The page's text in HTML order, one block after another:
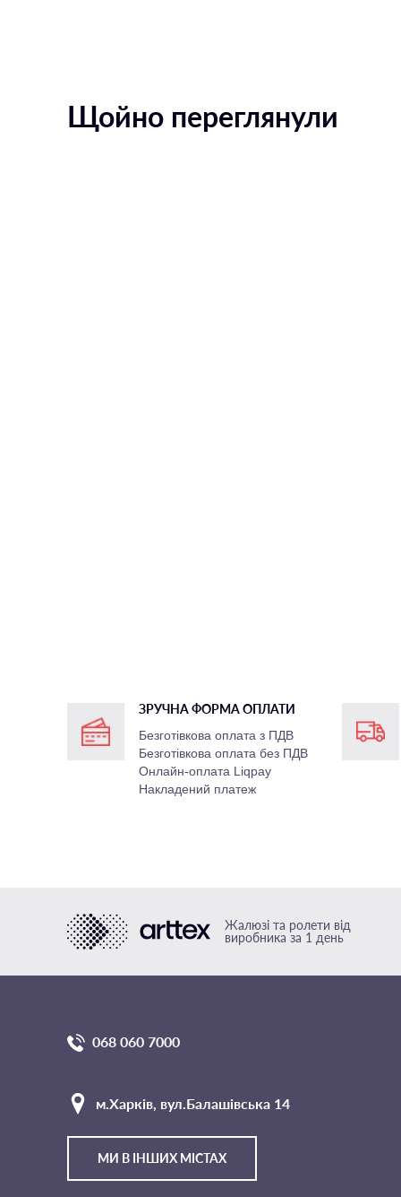
Щойно переглянули
ЗРУЧНА ФОРМА ОПЛАТИ
Безготівкова оплата з ПДВ
Безготівкова оплата без ПДВ
Онлайн-оплата Liqpay
Накладений платеж
Жалюзі та ролети від
виробника за 1 день
068 060 7000
м.Харкiв, вул.Балашівська 14
МИ В ІНШИХ МІСТАХ